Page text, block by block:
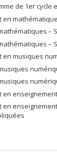
de 1er cycle
en
–
–
en musiques
en
en